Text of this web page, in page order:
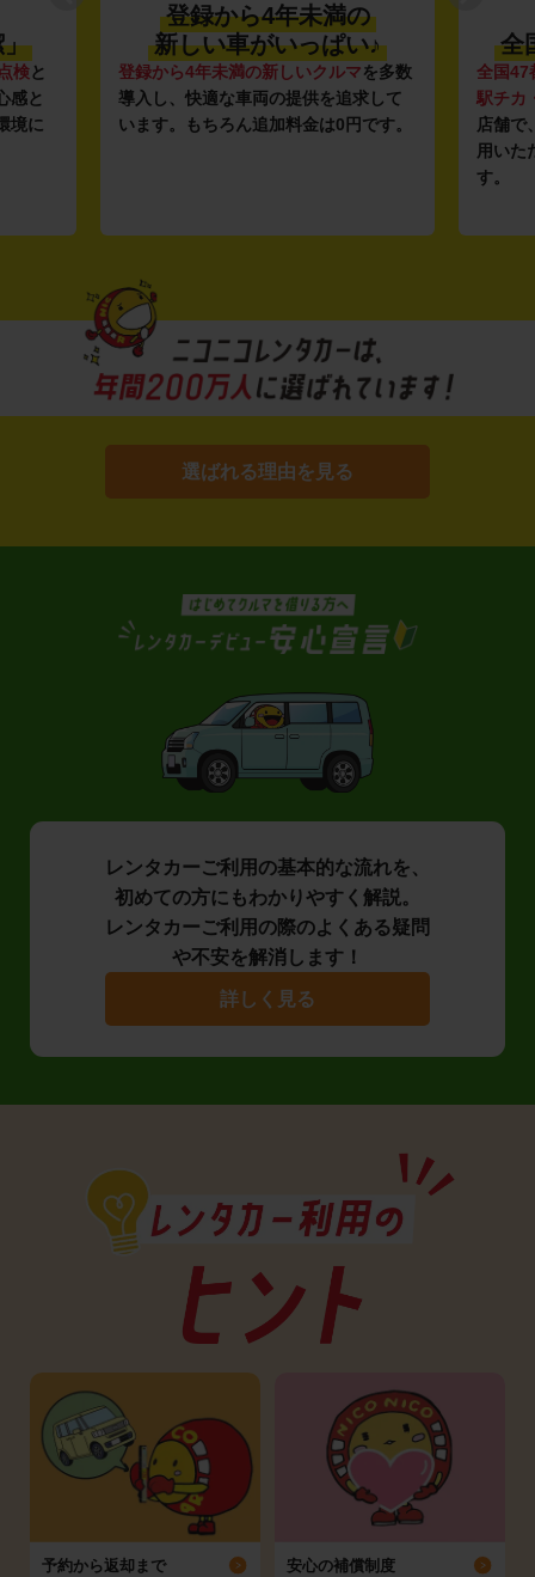
」
検と
感と
境に
登録から4年未満の
新しい車がいっぱい♪
登録から4年未満の新しいクルマを多数
導入し、快適な車両の提供を追求して
います。もちろん追加料金は0円です。
全
全国47
駅チカ
店舗で
用いた
す。
選ばれる理由を見る
レンタカーご利用の基本的な流れを、
初めての方にもわかりやすく解説。
レンタカーご利用の際のよくある疑問
や不安を解消します！
詳しく見る
予約から返却まで 安心の補償制度